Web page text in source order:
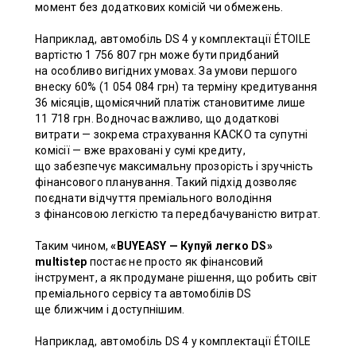
момент без додаткових комісій чи обмежень.
Наприклад, автомобіль DS 4 у комплектації ÉTOILE
вартістю 1 756 807 грн може бути придбаний
на особливо вигідних умовах. За умови першого
внеску 60% (1 054 084 грн) та терміну кредитування
36 місяців, щомісячний платіж становитиме лише
11 718 грн. Водночас важливо, що додаткові
витрати — зокрема страхування КАСКО та супутні
комісії — вже враховані у сумі кредиту,
що забезпечує максимальну прозорість і зручність
фінансового планування. Такий підхід дозволяє
поєднати відчуття преміального володіння
з фінансовою легкістю та передбачуваністю витрат.
Таким чином,«BUYEASY — Купуй легко DS»
multistep постає не просто як фінансовий
інструмент, а як продумане рішення, що робить світ
преміального сервісу та автомобілів DS
ще ближчим і доступнішим.
Наприклад, автомобіль DS 4 у комплектації ÉTOILE